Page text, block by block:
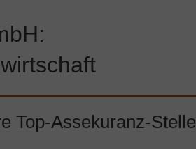
Top-Assekuranz-Stelle